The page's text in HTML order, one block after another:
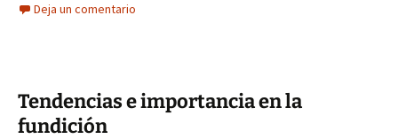
Deja un comentario
Tendencias e importancia en la
fundición